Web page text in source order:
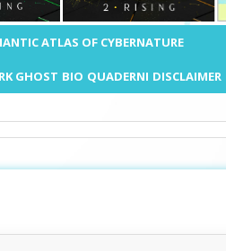
ATLAS OF CYBERNATURE
GHOST BIO QUADERNI DISCLAIMER